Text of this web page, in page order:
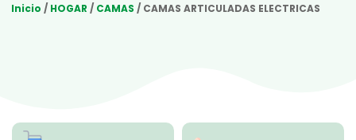
Vida Diaria
Compresión Médica
Inicio / HOGAR / CAMAS / CAMAS ARTICULADAS ELECTRICAS